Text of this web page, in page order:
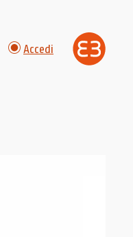
Accedi